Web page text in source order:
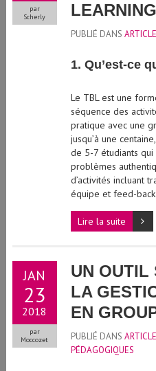
par
Scherly
PUBLIÉ DANS
1. Qu’est-ce
Le TBL est une
séquence des
pratique avec une
jusqu’à une
de 5-7 étudiants
problèmes
d’activités incluant
équipe et feed-
Lire la suite
JAN
23
2018
par
Moccozet
UN OUTIL
LA
EN
PUBLIÉ DANS
PÉDAGOGIQUES